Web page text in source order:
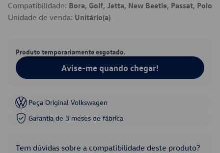
Compatibilidade: Bora, Golf, Jetta, New Beetle, Passat, Polo
Unidade de venda: Unitário(a)
Produto temporariamente esgotado.
Avise-me quando chegar!
Peça Original Volkswagen
Garantia de 3 meses de fábrica
Tem dúvidas sobre a compatibilidade deste produto?